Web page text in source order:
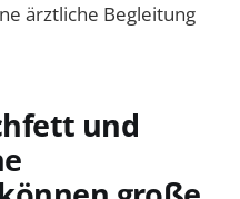
ärztliche Begleitung
und